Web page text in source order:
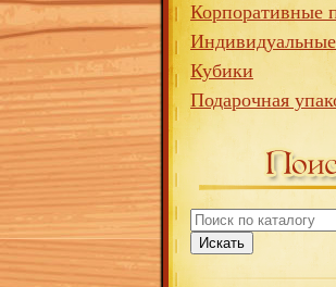
Корпоративные
Кубики
Подарочная
Искать